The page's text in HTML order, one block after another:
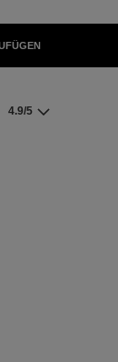
4.9/5